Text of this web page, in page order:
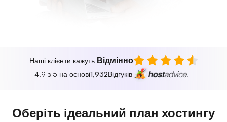
Наші клієнти кажуть Відмінно
4.9 з 5 на основі1,932Відгуків
Оберіть ідеальний план хостингу